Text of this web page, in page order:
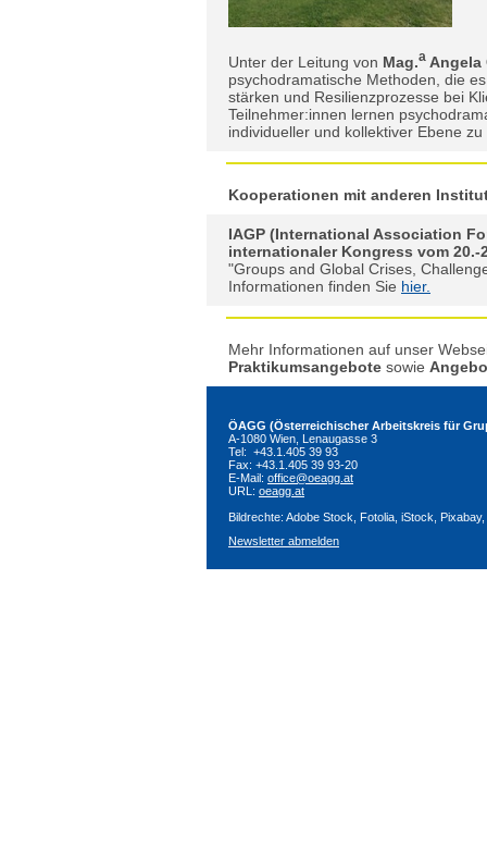
Unter der Leitung von Mag.a
psychodramatische Methoden, die
stärken und Resilienzprozesse bei
Teilnehmer:innen lernen
individueller und kollektiver Ebene
Kooperationen mit anderen
IAGP (International Association
internationaler Kongress vom 20.-
"Groups and Global Crises,
Informationen finden Sie hier.
Mehr Informationen auf unser
Praktikumsangebote sowie
ÖAGG (Österreichischer Arbeitskreis für
A-1080 Wien, Lenaugasse 3
Tel: +43.1.405 39 93
Fax: +43.1.405 39 93-20
E-Mail: office@oeagg.at
URL: oeagg.at
Bildrechte: Adobe Stock, Fotolia, iStock,
Newsletter abmelden